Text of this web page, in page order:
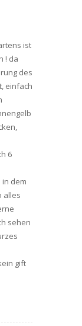
ist
! da
des
einfach
6
dem
alles
sehen
gift